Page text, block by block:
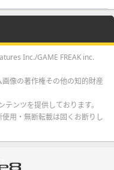
Inc./GAME FREAK inc.
像の著作権その他の知的財産
ンツを提供しております。
用・無断転載は固くお断りし